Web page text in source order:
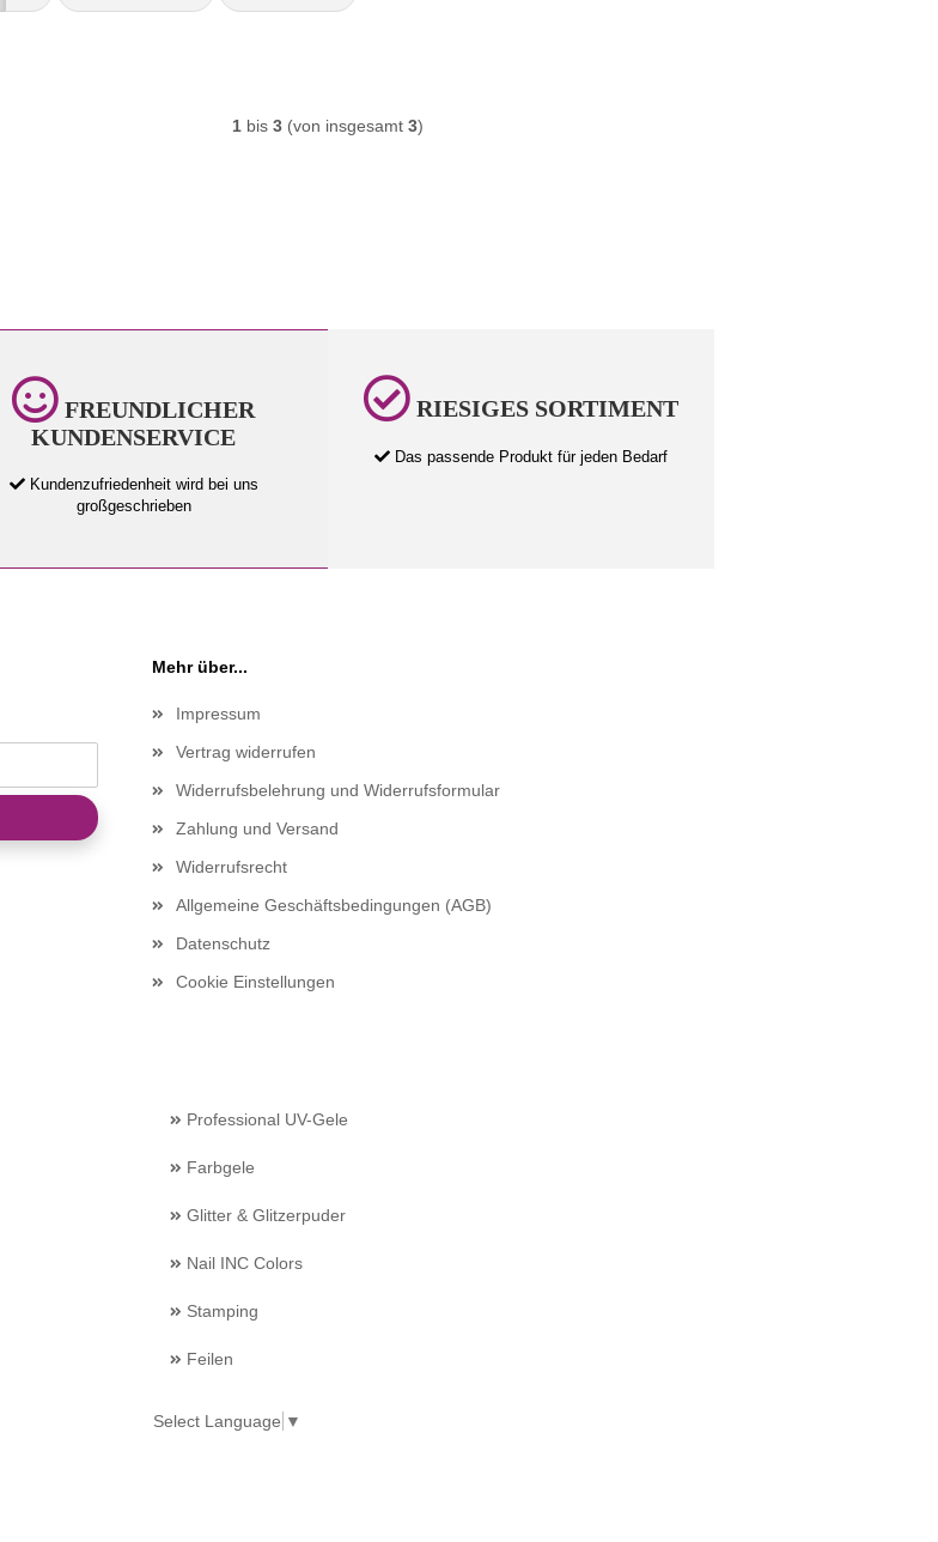
1bis 3(von insgesamt 3)
FREUNDLICHER
KUNDENSERVICE
Kundenzufriedenheit wird bei uns
großgeschrieben
RIESIGES SORTIMENT
Das passende Produkt für jeden Bedarf
Mehr über...
Impressum
Vertrag widerrufen
Widerrufsbelehrung und Widerrufsformular
Zahlung und Versand
Widerrufsrecht
Allgemeine Geschäftsbedingungen (AGB)
Datenschutz
Cookie Einstellungen
Professional UV-Gele
Farbgele
Glitter & Glitzerpuder
Nail INC Colors
Stamping
Feilen
Select Language ▼